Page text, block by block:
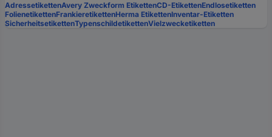
AdressetikettenAvery Zweckform EtikettenCD-EtikettenEndlosetiketten
FolienetikettenFrankieretikettenHerma EtikettenInventar-Etiketten
SicherheitsetikettenTypenschildetikettenVielzwecketiketten